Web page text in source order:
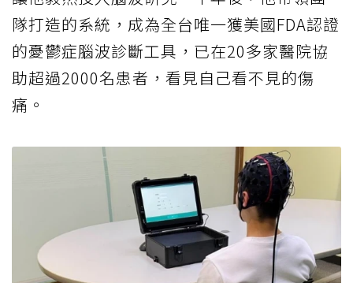
隊打造的系統，成為全台唯一獲美國FDA認證
的憂鬱症腦波診斷工具，已在20多家醫院協
助超過2000名患者，看見自己看不見的傷
痛。